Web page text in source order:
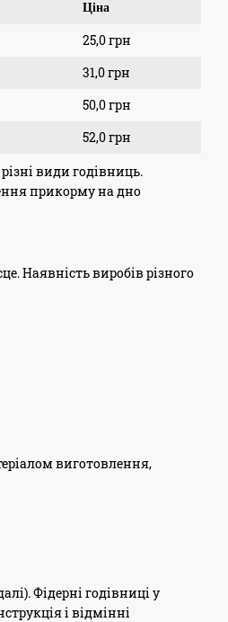
Ціна
25,0 грн
31,0 грн
50,0 грн
52,0 грн
види годівниць.
прикорму на дно
Наявність виробів різного
виготовлення,
Фідерні годівниці у
і відмінні